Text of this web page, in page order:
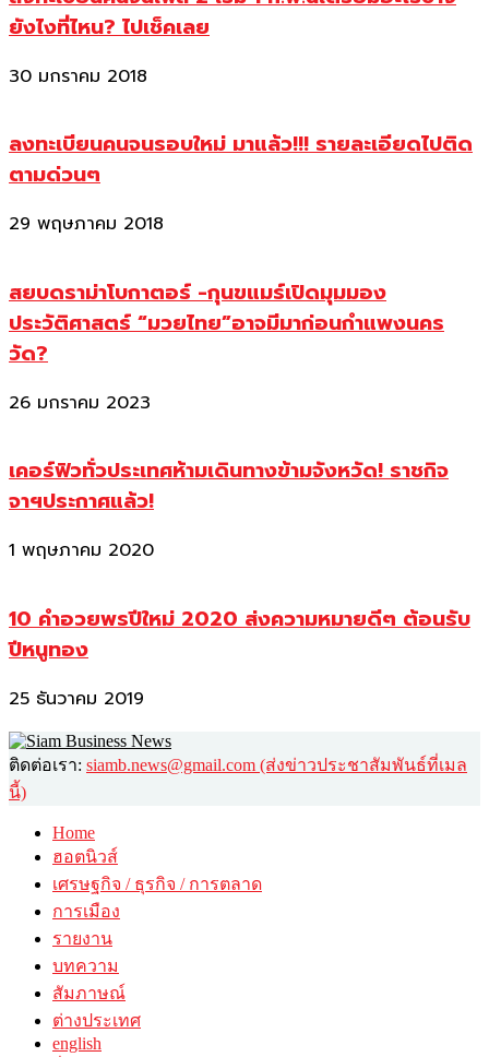
ยังไงที่ไหน? ไปเช็คเลย
30 มกราคม 2018
ลงทะเบียนคนจนรอบใหม่ มาแล้ว!!! รายละเอียดไปติด
ตามด่วนๆ
29 พฤษภาคม 2018
สยบดราม่าโบกาตอร์ -กุนขแมร์เปิดมุมมอง
ประวัติศาสตร์ “มวยไทย”อาจมีมาก่อนกำแพงนคร
วัด?
26 มกราคม 2023
เคอร์ฟิวทั่วประเทศห้ามเดินทางข้ามจังหวัด! ราชกิจ
จาฯประกาศแล้ว!
1 พฤษภาคม 2020
10 คำอวยพรปีใหม่ 2020 ส่งความหมายดีๆ ต้อนรับ
ปีหนูทอง
25 ธันวาคม 2019
ติดต่อเรา: siamb.news@gmail.com (ส่งข่าวประชาสัมพันธ์ที่เมล
นี้)
Home
ฮอตนิวส์
เศรษฐกิจ / ธุรกิจ / การตลาด
การเมือง
รายงาน
บทความ
สัมภาษณ์
ต่างประเทศ
english